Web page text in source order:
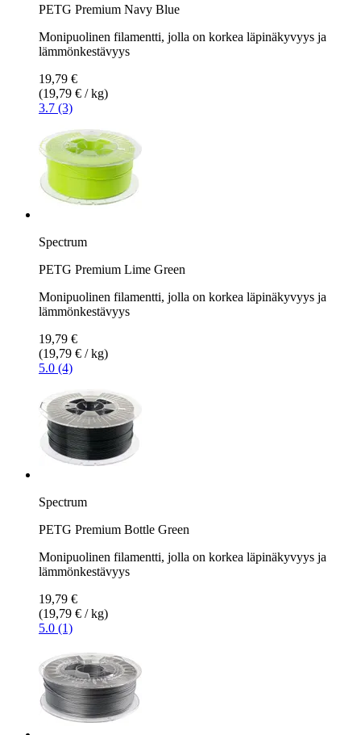
PETG Premium Navy Blue
Monipuolinen filamentti, jolla on korkea läpinäkyvyys ja
lämmönkestävyys
19,79 €
(19,79 € / kg)
3.7 (3)
Spectrum
PETG Premium Lime Green
Monipuolinen filamentti, jolla on korkea läpinäkyvyys ja
lämmönkestävyys
19,79 €
(19,79 € / kg)
5.0 (4)
Spectrum
PETG Premium Bottle Green
Monipuolinen filamentti, jolla on korkea läpinäkyvyys ja
lämmönkestävyys
19,79 €
(19,79 € / kg)
5.0 (1)